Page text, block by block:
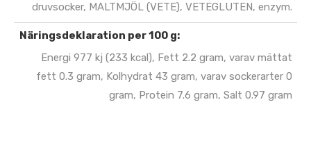
druvsocker, MALTMJÖL (VETE), VETEGLUTEN, enzym.
Näringsdeklaration per 100 g:
Energi 977 kj (233 kcal), Fett 2.2 gram, varav mättat
fett 0.3 gram, Kolhydrat 43 gram, varav sockerarter 0
gram, Protein 7.6 gram, Salt 0.97 gram